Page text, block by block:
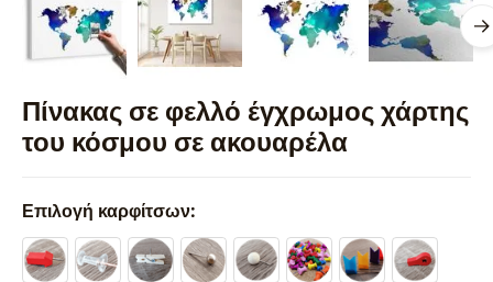
Πίνακας σε φελλό έγχρωμος χάρτης
του κόσμου σε ακουαρέλα
Επιλογή καρφίτσων: